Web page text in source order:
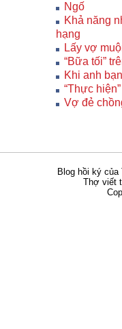
Ngố
Khả năng
hạng
Lấy vợ
“Bữa tối”
Khi anh
“Thực
Vợ đẻ
Blog hồi ký của
Thợ viết